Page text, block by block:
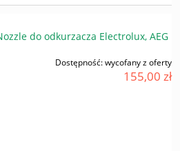
do odkurzacza Electrolux, AEG
Dostępność:wycofany z oferty
155,00 zł